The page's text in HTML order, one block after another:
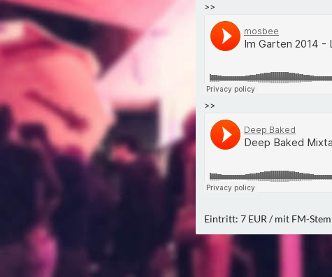
>>
>>
Eintritt: 7 EUR / mit FM-